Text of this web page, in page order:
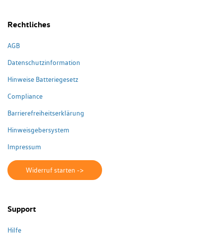
Rechtliches
AGB
Datenschutzinformation
Hinweise Batteriegesetz
Compliance
Barrierefreiheitserklärung
Hinweisgebersystem
Impressum
Widerruf starten ->
Support
Hilfe